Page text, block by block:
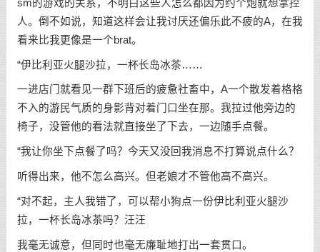
sm的游戏的关系，不明白这些人怎么都因为约个炮就想掌控
人。倒不如说，知道这样会让我讨厌还偏乐此不疲的A，在我
看来比我更像是一个brat。
“伊比利亚火腿沙拉，一杯长岛冰茶……
一进店门就看见一群下班后的疲惫社畜中，A一个散发着格格
不入的游民气质的身影背对着门口坐在那。我拉过他旁边的
椅子，没管他的看法就直接坐了下去，一边随手点餐。
“我让你坐下点餐了吗？今天又没回我消息不打算说点什么？
听得出来，他不怎么高兴。但老娘才不管他高不高兴。
“对不起，主人我错了，可以帮小狗点一份伊比利亚火腿沙
拉，一杯长岛冰茶吗？汪汪
我毫无诚意，但同时也毫无廉耻地打出一套贯口。